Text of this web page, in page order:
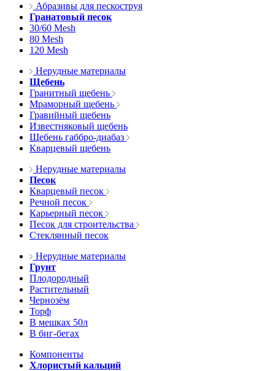
Абразивы для пескоструя
Гранатовый песок
30/60 Mesh
80 Mesh
120 Mesh
Нерудные материалы
Щебень
Гранитный щебень
Мраморный щебень
Гравийный щебень
Известняковый щебень
Щебень габбро-диабаз
Кварцевый щебень
Нерудные материалы
Песок
Кварцевый песок
Речной песок
Карьерный песок
Песок для строительства
Стеклянный песок
Нерудные материалы
Грунт
Плодородный
Растительный
Чернозём
Торф
В мешках 50л
В биг-бегах
Компоненты
Хлористый кальций